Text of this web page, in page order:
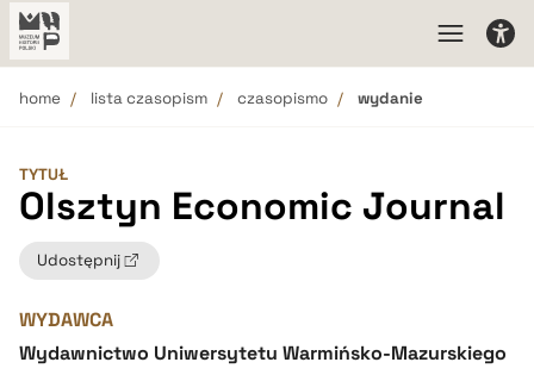
home lista czasopism czasopismo wydanie
TYTUŁ
Olsztyn Economic Journal
Udostępnij
WYDAWCA
Wydawnictwo Uniwersytetu Warmińsko-Mazurskiego